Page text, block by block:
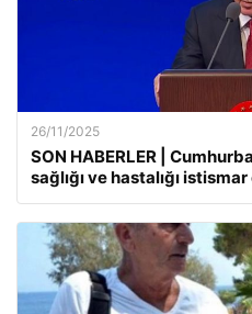
26/11/2025
SON HABERLER |
sağlığı ve hastalığı